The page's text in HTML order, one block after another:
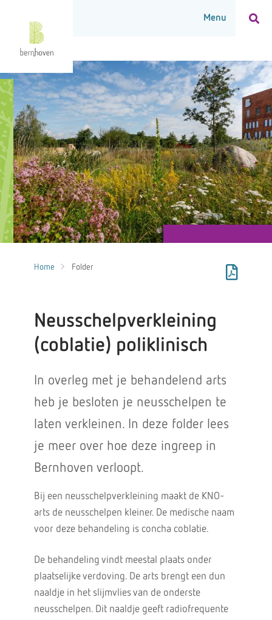
Home Folder
Neusschelpverkleining
(coblatie) poliklinisch
In overleg met je behandelend arts
heb je besloten je neusschelpen te
laten verkleinen. In deze folder lees
je meer over hoe deze ingreep in
Bernhoven verloopt.
Bij een neusschelpverkleining maakt de KNO-
arts de neusschelpen kleiner. De medische naam
voor deze behandeling is concha coblatie.
De behandeling vindt meestal plaats onder
plaatselijke verdoving. De arts brengt een dun
naaldje in het slijmvlies van de onderste
neusschelpen. Dit naaldje geeft radiofrequente